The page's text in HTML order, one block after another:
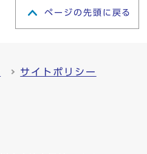
ページの先頭に戻る
サイトポリシー